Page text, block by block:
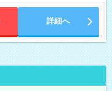
詳細へ